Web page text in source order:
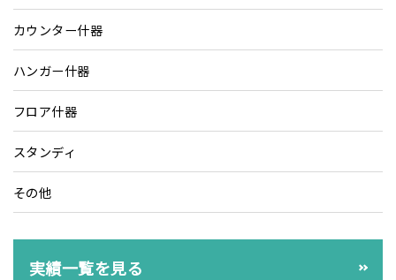
カウンター什器
ハンガー什器
フロア什器
スタンディ
その他
実績一覧を見る